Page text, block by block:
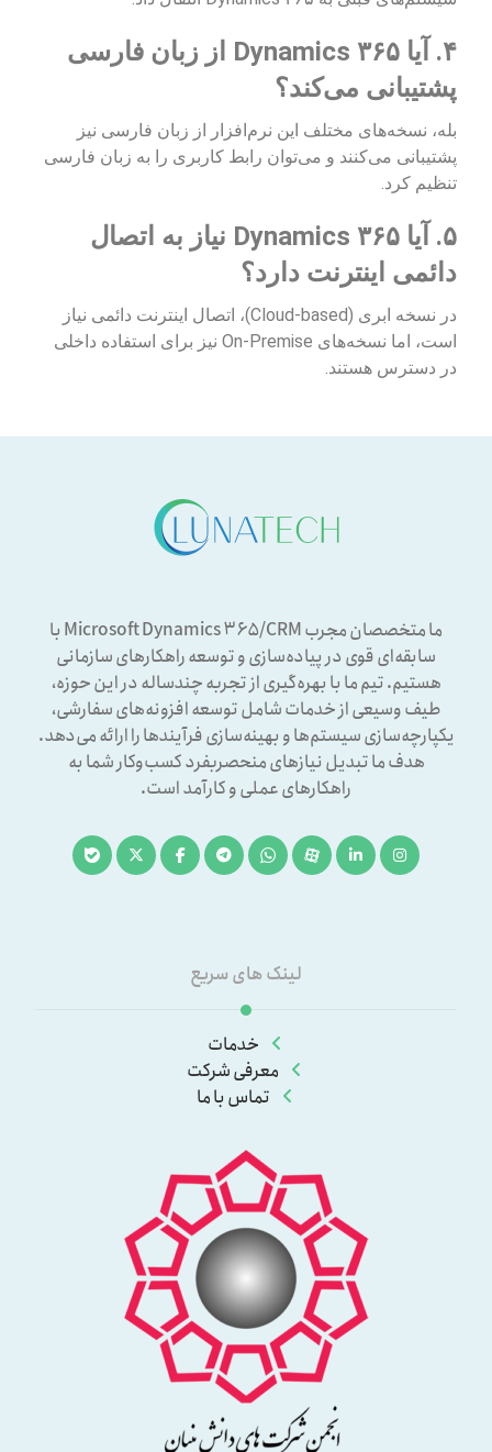
۴. آیا Dynamics ۳۶۵ از زبان فارسی
پشتیبانی می‌کند؟
بله، نسخه‌های مختلف این نرم‌افزار از زبان فارسی نیز
پشتیبانی می‌کنند و می‌توان رابط کاربری را به زبان فارسی
تنظیم کرد.
۵. آیا Dynamics ۳۶۵ نیاز به اتصال
دائمی اینترنت دارد؟
در نسخه ابری (Cloud-based)، اتصال اینترنت دائمی نیاز
است، اما نسخه‌های On-Premise نیز برای استفاده داخلی
در دسترس هستند.
ما متخصصان مجرب Microsoft Dynamics ۳۶۵/CRM با
سابقه‌ای قوی در پیاده‌سازی و توسعه راهکارهای سازمانی
هستیم. تیم ما با بهره‌گیری از تجربه چندساله در این حوزه،
طیف وسیعی از خدمات شامل توسعه افزونه‌های سفارشی،
یکپارچه‌سازی سیستم‌ها و بهینه‌سازی فرآیندها را ارائه می‌دهد.
هدف ما تبدیل نیازهای منحصربفرد کسب‌وکار شما به
راهکارهای عملی و کارآمد است.
لینک های سریع
خدمات
معرفی شرکت
تماس با ما